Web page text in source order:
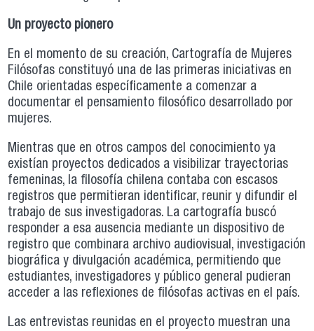
Un proyecto pionero
En el momento de su creación, Cartografía de Mujeres
Filósofas constituyó una de las primeras iniciativas en
Chile orientadas específicamente a comenzar a
documentar el pensamiento filosófico desarrollado por
mujeres.
Mientras que en otros campos del conocimiento ya
existían proyectos dedicados a visibilizar trayectorias
femeninas, la filosofía chilena contaba con escasos
registros que permitieran identificar, reunir y difundir el
trabajo de sus investigadoras. La cartografía buscó
responder a esa ausencia mediante un dispositivo de
registro que combinara archivo audiovisual, investigación
biográfica y divulgación académica, permitiendo que
estudiantes, investigadores y público general pudieran
acceder a las reflexiones de filósofas activas en el país.
Las entrevistas reunidas en el proyecto muestran una